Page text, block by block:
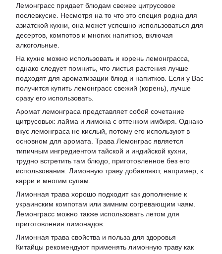
Лемонграсс придает блюдам свежее цитрусовое
послевкусие. Несмотря на то что это специя родна для
азиатской кухни, она может успешно использоваться для
десертов, компотов и многих напитков, включая
алкогольные.
На кухне можно использовать и корень лемонграсса,
однако следует помнить, что листья растения лучше
подходят для ароматизации блюд и напитков. Если у Вас
получится купить лемонграсс свежий (корень), лучше
сразу его использовать.
Аромат лемонграса представляет собой сочетание
цитрусовых: лайма и лимона с оттенком имбиря. Однако
вкус лемонграса не кислый, потому его используют в
основном для аромата. Трава Лемонграс является
типичным ингредиентом тайской и индийской кухни,
трудно встретить там блюдо, приготовленное без его
использования. Лимонную траву добавляют, например, к
карри и многим супам.
Лимонная трава хорошо подходит как дополнение к
украинским компотам или зимним согревающим чаям.
Лемонграсс можно также использовать летом для
приготовления лимонадов.
Лимонная трава свойства и польза для здоровья
Китайцы рекомендуют применять лимонную траву как